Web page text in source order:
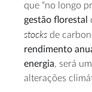
que “no longo
gestão florestal
stocks de
rendimento
energia, será um
alterações